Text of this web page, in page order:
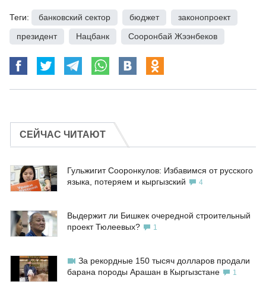
Теги: банковский сектор бюджет законопроект
президент
Нацбанк Сооронбай Жээнбеков
СЕЙЧАС ЧИТАЮТ
Гульжигит Сооронкулов: Избавимся от русского
языка, потеряем и кыргызский
4
Выдержит ли Бишкек очередной строительный
проект Тюлеевых?
1
За рекордные 150 тысяч долларов продали
барана породы Арашан в Кыргызстане
1